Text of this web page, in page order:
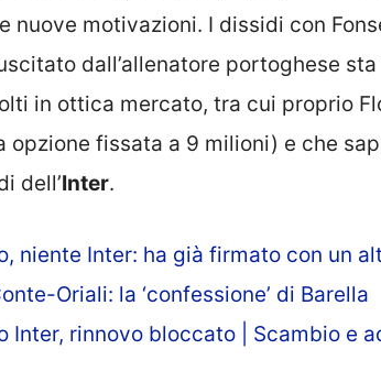
nuove motivazioni. I dissidi con
dall’allenatore portoghese
in ottica mercato, tra cui proprio
opzione fissata a 9 milioni) e che
dell’Inter.
niente Inter: ha già firmato con un
Oriali: la ‘confessione’ di Barella
Inter, rinnovo bloccato | Scambio e